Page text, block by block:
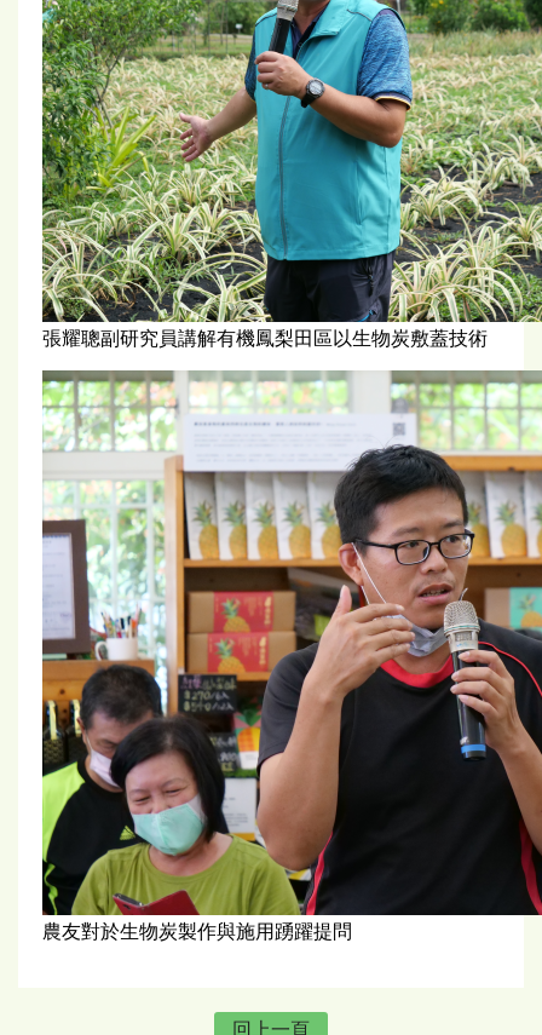
張耀聰副研究員講解有機鳳梨田區以生物炭敷蓋技術
農友對於生物炭製作與施用踴躍提問
回上一頁